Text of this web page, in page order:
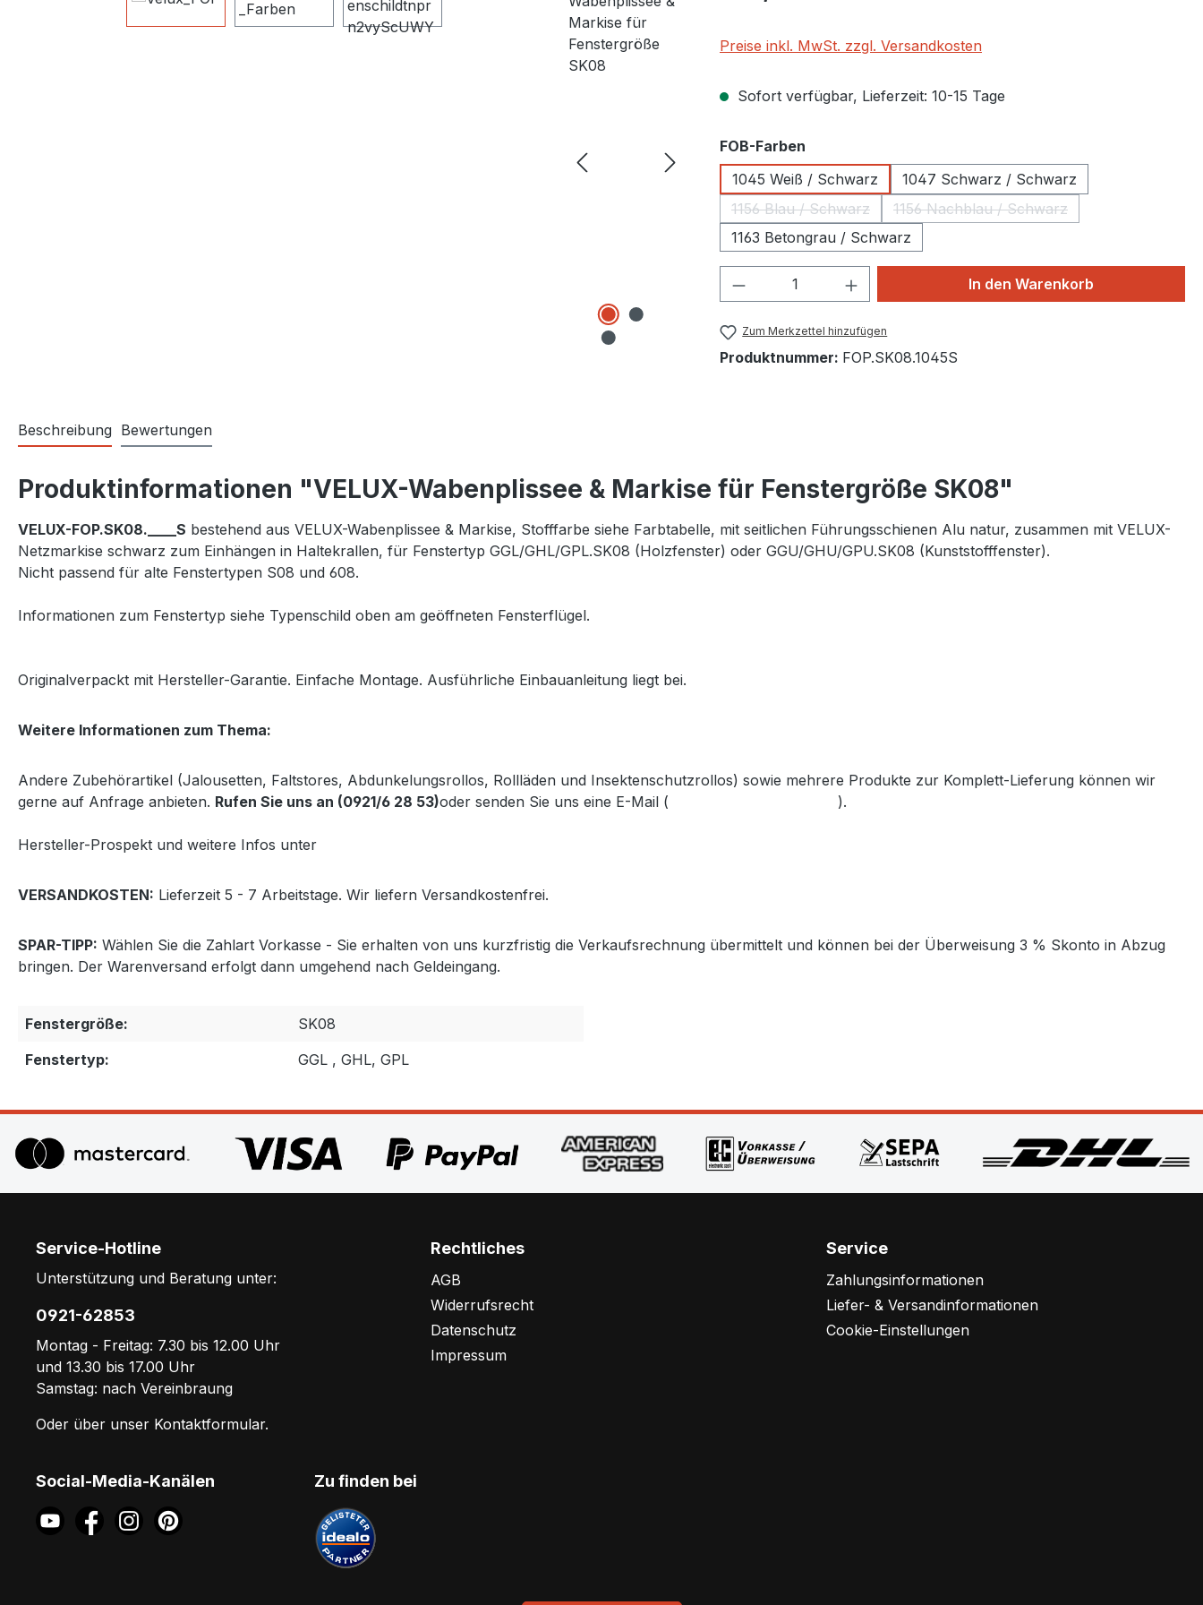
Preise inkl. MwSt. zzgl. Versandkosten
Sofort verfügbar, Lieferzeit: 10-15 Tage
FOB-Farben
1045 Weiß / Schwarz
1047 Schwarz / Schwarz
1156 Blau / Schwarz
(Diese Option ist zurzeit nicht verfügbar.)
1156 Nachblau / Schwarz
(Diese Option ist zurzeit nicht
1163 Betongrau / Schwarz
Produkt Anzahl: Gib den gewünschten Wert
In den Warenkorb
Zum Merkzettel hinzufügen
Produktnummer: FOP.SK08.1045S
Beschreibung Bewertungen
Produktinformationen "VELUX-Wabenplissee & Markise für Fenstergröße SK08"
VELUX-FOP.SK08.____S bestehend aus VELUX-Wabenplissee & Markise, Stofffarbe siehe Farbtabelle, mit seitlichen Führungsschienen Alu natur, zusammen mit VELUX-
Netzmarkise schwarz zum Einhängen in Haltekrallen, für Fenstertyp GGL/GHL/GPL.SK08 (Holzfenster) oder GGU/GHU/GPU.SK08 (Kunststofffenster).
Nicht passend für alte Fenstertypen S08 und 608.
Informationen zum Fenstertyp siehe Typenschild oben am geöffneten Fensterflügel.
Originalverpackt mit Hersteller-Garantie. Einfache Montage. Ausführliche Einbauanleitung liegt bei.
Weitere Informationen zum Thema:
Andere Zubehörartikel (Jalousetten, Faltstores, Abdunkelungsrollos, Rollläden und Insektenschutzrollos) sowie mehrere Produkte zur Komplett-Lieferung können wir
gerne auf Anfrage anbieten. Rufen Sie uns an (0921/6 28 53)oder senden Sie uns eine E-Mail ( ).
Hersteller-Prospekt und weitere Infos unter
VERSANDKOSTEN: Lieferzeit 5 - 7 Arbeitstage. Wir liefern Versandkostenfrei.
SPAR-TIPP: Wählen Sie die Zahlart Vorkasse - Sie erhalten von uns kurzfristig die Verkaufsrechnung übermittelt und können bei der Überweisung 3 % Skonto in Abzug
bringen. Der Warenversand erfolgt dann umgehend nach Geldeingang.
Fenstergröße:
SK08
Fenstertyp:
GGL , GHL, GPL
Service-Hotline
Unterstützung und Beratung unter:
0921-62853
Montag - Freitag: 7.30 bis 12.00 Uhr
und 13.30 bis 17.00 Uhr
Samstag: nach Vereinbraung
Oder über unser Kontaktformular.
Rechtliches
AGB
Widerrufsrecht
Datenschutz
Impressum
Service
Zahlungsinformationen
Liefer- & Versandinformationen
Cookie-Einstellungen
Social-Media-Kanälen Zu finden bei